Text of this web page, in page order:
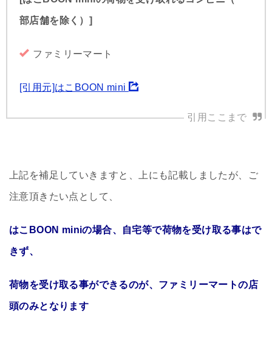
部店舗を除く）]
ファミリーマート
[引用元]はこBOON mini
上記を補足していきますと、上にも記載しましたが、ご
注意頂きたい点として、
はこBOON miniの場合、自宅等で荷物を受け取る事はで
きず、
荷物を受け取る事ができるのが、ファミリーマートの店
頭のみとなります